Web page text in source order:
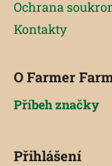
Ochrana
Kontakty
O Farmer
Příbeh značky
Přihlášení